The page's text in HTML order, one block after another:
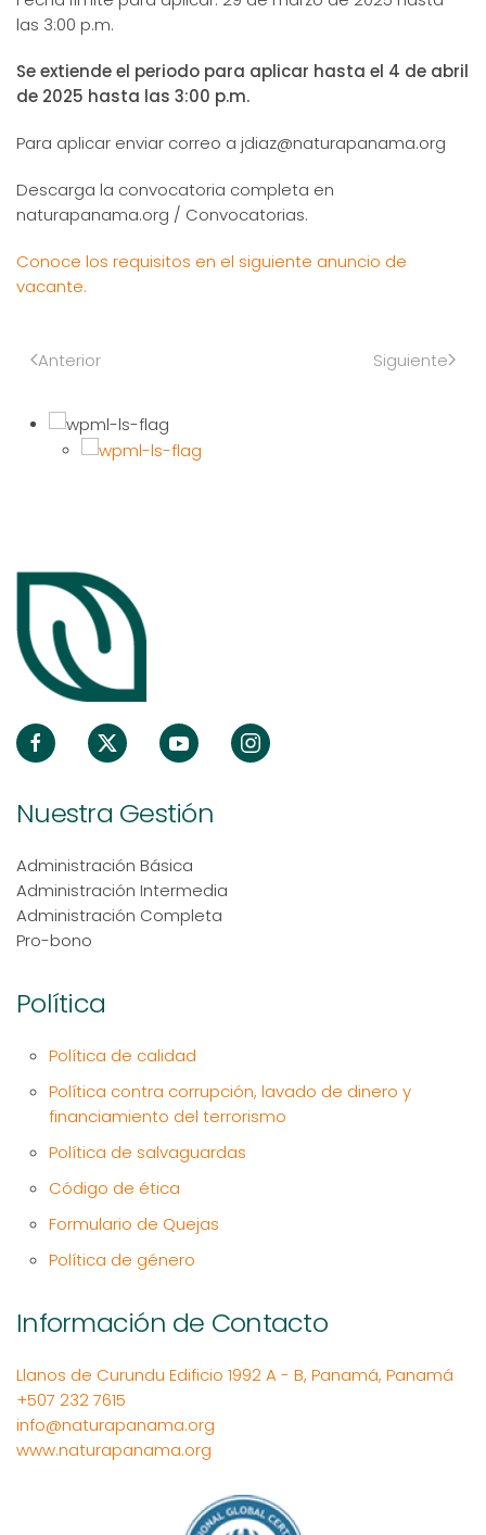
las 3:00 p.m.
Se extiende el periodo para aplicar hasta el 4 de abril
de 2025 hasta las 3:00 p.m.
Para aplicar enviar correo a jdiaz@naturapanama.org
Descarga la convocatoria completa en
naturapanama.org / Convocatorias.
Conoce los requisitos en el siguiente anuncio de
vacante.
Anterior Siguiente
Nuestra Gestión
Administración Básica
Administración Intermedia
Administración Completa
Pro-bono
Política
Política de calidad
Política contra corrupción, lavado de dinero y
financiamiento del terrorismo
Política de salvaguardas
Código de ética
Formulario de Quejas
Política de género
Información de Contacto
Llanos de Curundu Edificio 1992 A - B, Panamá, Panamá
+507 232 7615
info@naturapanama.org
www.naturapanama.org